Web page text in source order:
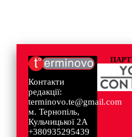
Контакти
редакції:
terminovo.te@gmail.com
м. Тернопіль,
Кульчицької 2А
+380935295439